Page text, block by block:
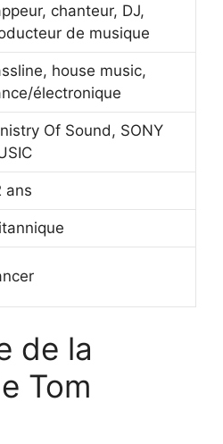
chanteur, DJ,
de musique
house music,
électronique
Of Sound, SONY
ans
de la
Tom